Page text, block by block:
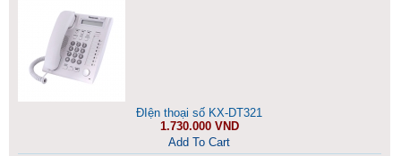
ĐIện thoại số KX-DT321
1.730.000 VND
Add To Cart